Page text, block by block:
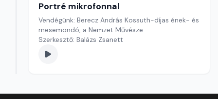
Portré mikrofonnal
Vendégünk: Berecz András Kossuth-díjas ének- és
mesemondó, a Nemzet Művésze
Szerkesztő: Balázs Zsanett